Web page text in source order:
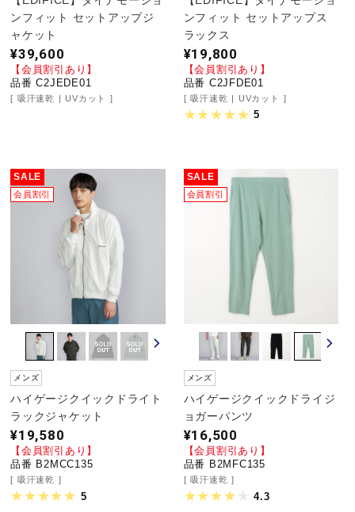
ンフィット セットアップジ
ャケット
¥39,600
【会員割引あり】
品番 C2JEDE01
吸汗速乾 UVカット
ンフィット セットアップス
ラックス
¥19,800
【会員割引あり】
品番 C2JFDE01
吸汗速乾 UVカット
5
SALE
会員割引
メンズ
ハイゲージクイックドライト
ラックジャケット
¥19,580
【会員割引あり】
品番 B2MCC135
吸汗速乾
5
SALE
会員割引
メンズ
ハイゲージクイックドライジ
ョガーパンツ
¥16,500
【会員割引あり】
品番 B2MFC135
吸汗速乾
4.3